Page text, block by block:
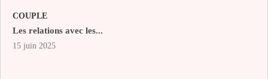
COUPLE
Les relations avec les...
15 juin 2025